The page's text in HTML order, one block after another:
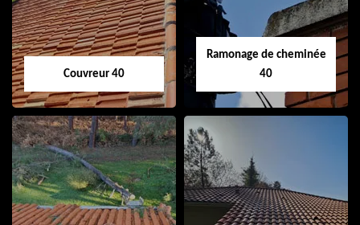
Couvreur 40
Couvreur 40
Ramonage de cheminée
40
Ramonage de
cheminée 40